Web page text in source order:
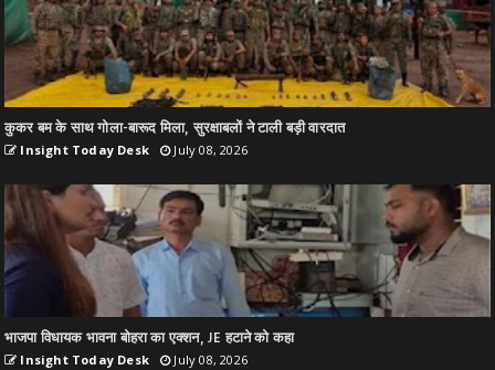
कुकर बम के साथ गोला-बारूद मिला, सुरक्षाबलों ने टाली बड़ी वारदात
Insight Today Desk July 08, 2026
भाजपा विधायक भावना बोहरा का एक्शन, JE हटाने को कहा
Insight Today Desk July 08, 2026